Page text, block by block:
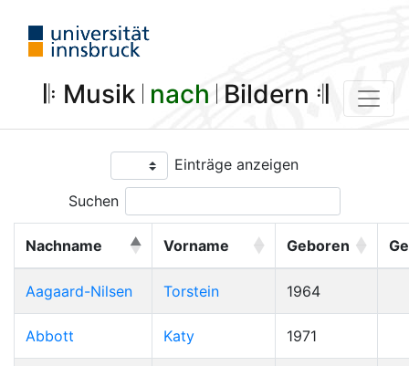
𝄆 Musik 𝄀 nach 𝄀 Bildern 𝄇
Einträge anzeigen
Suchen
Nachname Vorname Geboren
Aagaard-Nilsen Torstein 1964
Abbott Katy 1971